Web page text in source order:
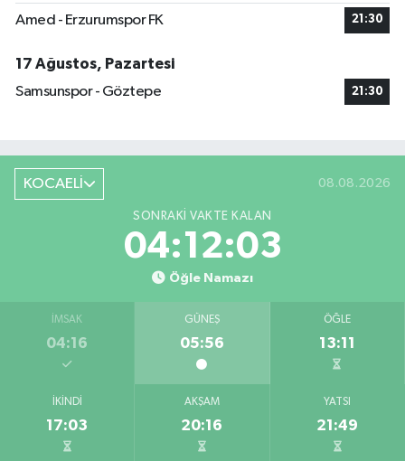
Amed - Erzurumspor FK 21:30
17 Ağustos, Pazartesi
Samsunspor - Göztepe
21:30
KOCAELİ 08.08.2026
SONRAKI VAKTE KALAN
04:12:02
Öğle Namazı
İMSAK
04:16
GÜNEŞ
05:56
ÖĞLE
13:11
İKINDI
17:03
AKŞAM
20:16
YATSI
21:49